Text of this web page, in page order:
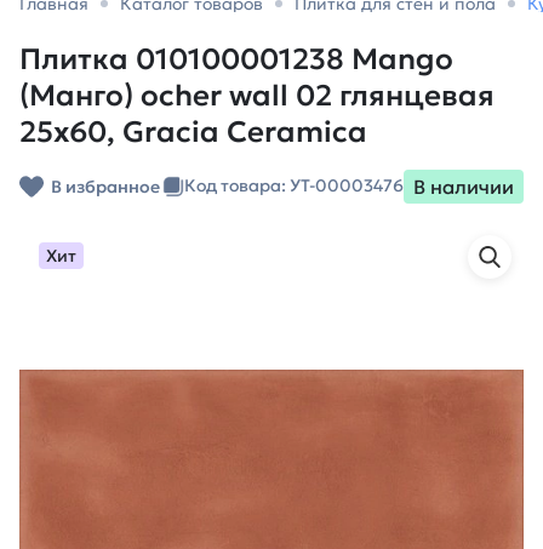
Плитка 010100001238 Mango
(Манго) ocher wall 02 глянцевая
25х60, Gracia Ceramica
В избранное Код товара: УТ-00003476 В наличии
Хит